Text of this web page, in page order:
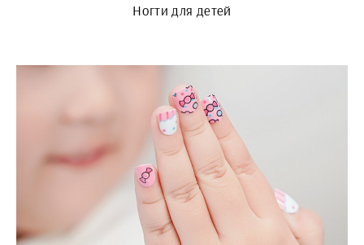
Ногти для детей